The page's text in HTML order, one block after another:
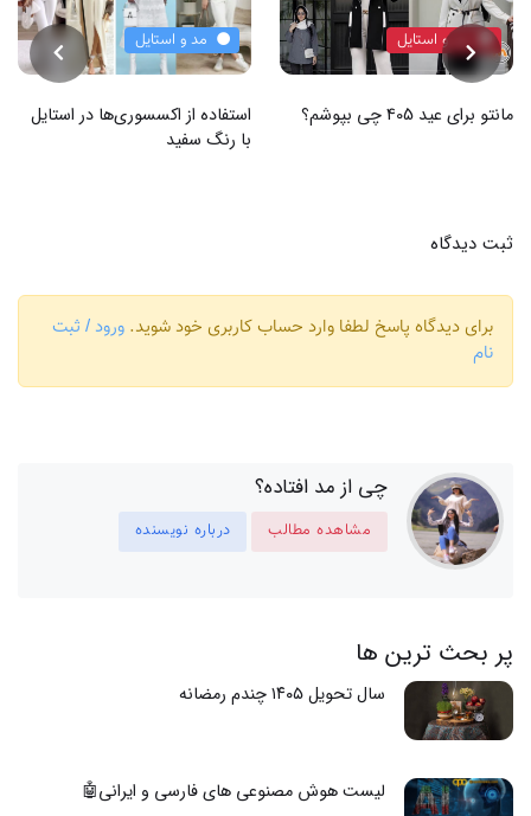
مد و استایل
مانتو برای عید 405 چی بپوشم؟
مد و استایل
استفاده از اکسسوری‌‎ها در استایل
با رنگ سفید
ثبت دیدگاه
برای دیدگاه پاسخ لطفا وارد حساب کاربری خود شوید. ورود / ثبت
نام
چی از مد افتاده؟
مشاهده مطالب درباره نویسنده
پر بحث ترین ها
سال تحویل ۱۴۰۵ چندم رمضانه
لیست هوش مصنوعی های فارسی و ایرانی🤖